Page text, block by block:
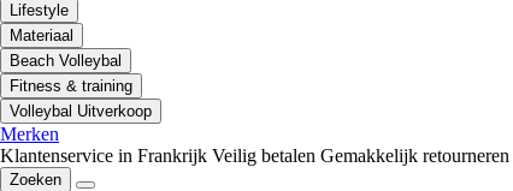
Lifestyle
Materiaal
Beach Volleybal
Fitness & training
Volleybal Uitverkoop
Merken
Klantenservice in Frankrijk Veilig betalen Gemakkelijk retourneren
Zoeken